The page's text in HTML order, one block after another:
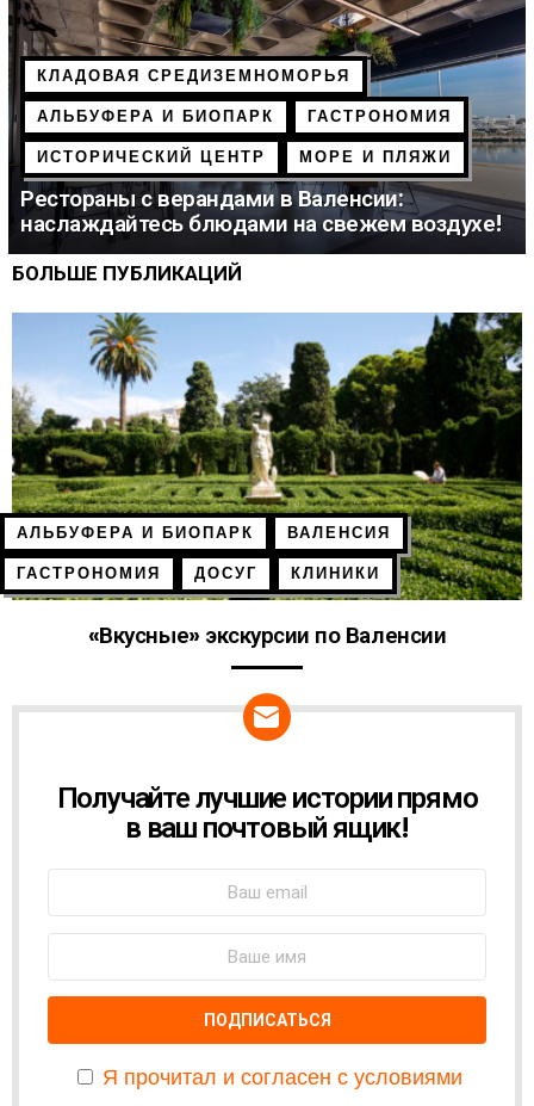
КЛАДОВАЯ СРЕДИЗЕМНОМОРЬЯ
АЛЬБУФЕРА И БИОПАРК ГАСТРОНОМИЯ
ИСТОРИЧЕСКИЙ ЦЕНТР МОРЕ И ПЛЯЖИ
Рестораны с верандами в Валенсии:
наслаждайтесь блюдами на свежем воздухе!
БОЛЬШЕ ПУБЛИКАЦИЙ
АЛЬБУФЕРА И БИОПАРК ВАЛЕНСИЯ
ГАСТРОНОМИЯ ДОСУГ КЛИНИКИ
«Вкусные» экскурсии по Валенсии
Получайте лучшие истории прямо
в ваш почтовый ящик!
Я прочитал и согласен с условиями